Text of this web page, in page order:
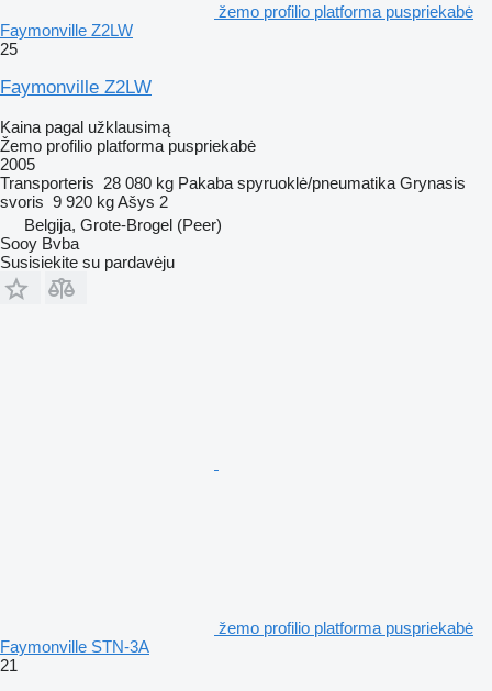
žemo profilio platforma puspriekabė
Faymonville Z2LW
25
Faymonville Z2LW
Kaina pagal užklausimą
Žemo profilio platforma puspriekabė
2005
Transporteris 28 080 kg Pakaba spyruoklė/pneumatika Grynasis
svoris 9 920 kgAšys 2
Belgija, Grote-Brogel (Peer)
Sooy Bvba
Susisiekite su pardavėju
žemo profilio platforma puspriekabė
Faymonville STN-3A
21